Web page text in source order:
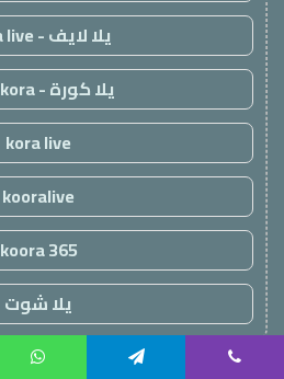
يلا لايف - yalla live
يلا كورة - yallakora
kora live
kooralive
koora 365
يلا شوت